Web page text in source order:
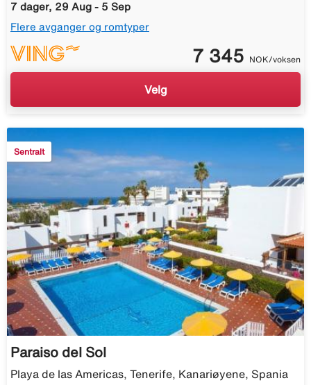
7 dager, 29 Aug - 5 Sep
Flere avganger og romtyper
7 345 NOK/voksen
Velg
Sentralt
Paraiso del Sol
Playa de las Americas, Tenerife, Kanariøyene, Spania